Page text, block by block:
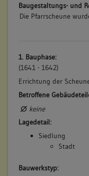
Baugestaltungs- und
Die Pfarrscheune
1. Bauphase:
(1641 - 1642)
Errichtung der
Betroffene
keine
Lagedetail:
Siedlung
Stadt
Bauwerkstyp: